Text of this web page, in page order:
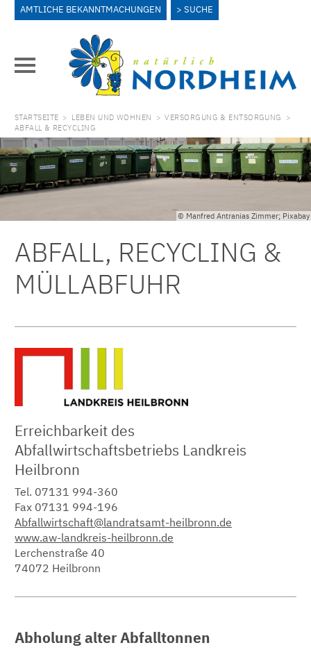
AMTLICHE BEKANNTMACHUNGEN SUCHE
STARTSEITE > LEBEN UND WOHNEN > VERSORGUNG & ENTSORGUNG
>
ABFALL & RECYCLING
© Manfred Antranias Zimmer; Pixabay
ABFALL, RECYCLING &
MÜLLABFUHR
Erreichbarkeit des
Abfallwirtschaftsbetriebs Landkreis
Heilbronn
Tel. 07131 994-360
Fax 07131 994-196
Abfallwirtschaft@landratsamt-heilbronn.de
www.aw-landkreis-heilbronn.de
Lerchenstraße 40
74072 Heilbronn
Abholung alter Abfalltonnen